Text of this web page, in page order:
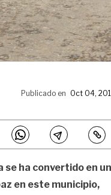
Publicado en Oct 04,
se ha convertido en un
en este municipio,